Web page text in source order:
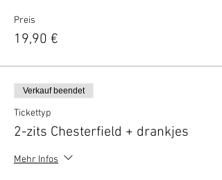
Preis
19,90 €
Verkauf beendet
Tickettyp
2-zits Chesterfield + drankjes
Mehr Infos